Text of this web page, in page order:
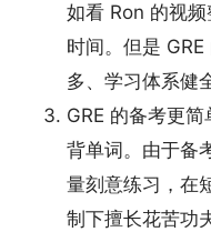
如看 Ron 的视
时间。但是
多、学习体系健
GRE 的备考更
背单词。由于备
量刻意练习，在
制下擅长花苦功